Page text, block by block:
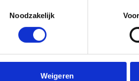
Noodzakelijk
Weigeren
die met een